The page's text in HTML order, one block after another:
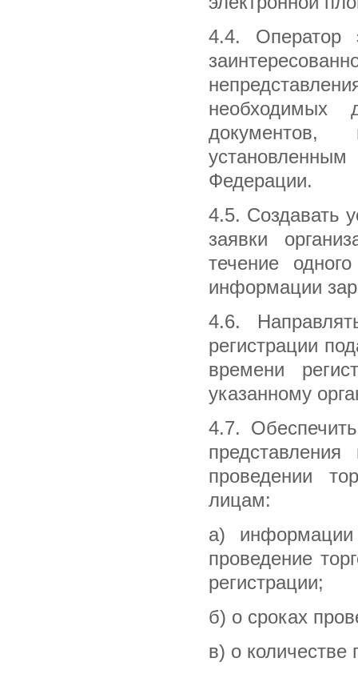
4.4. Оператор
необходимых
документов,
Федерации.
4.5. Создавать
заявки
течение
информации
4.6.
регистрации
времени
указанному
4.7.
проведении
лицам:
а)
проведение
регистрации;
б) о сроках
в) о количестве